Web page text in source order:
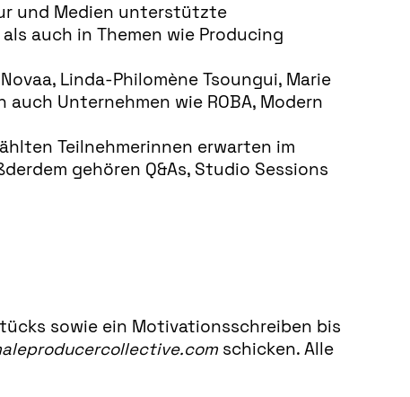
und Medien unterstützte
auch in Themen wie Producing
Linda-Philomène Tsoungui, Marie
Unternehmen wie ROBA, Modern
Teilnehmerinnen erwarten im
gehören Q&As, Studio Sessions
sowie ein Motivationsschreiben bis
schicken. Alle